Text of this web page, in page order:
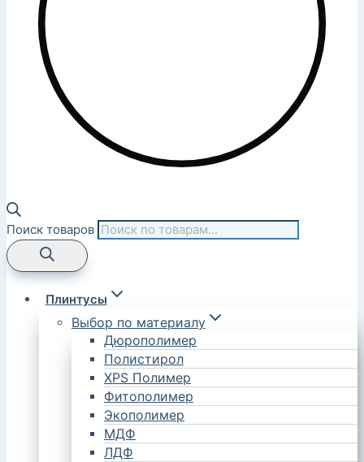
Поиск товаров
Плинтусы
Выбор по материалу
Дюрополимер
Полистирол
XPS Полимер
Фитополимер
Экополимер
МДФ
ЛДФ